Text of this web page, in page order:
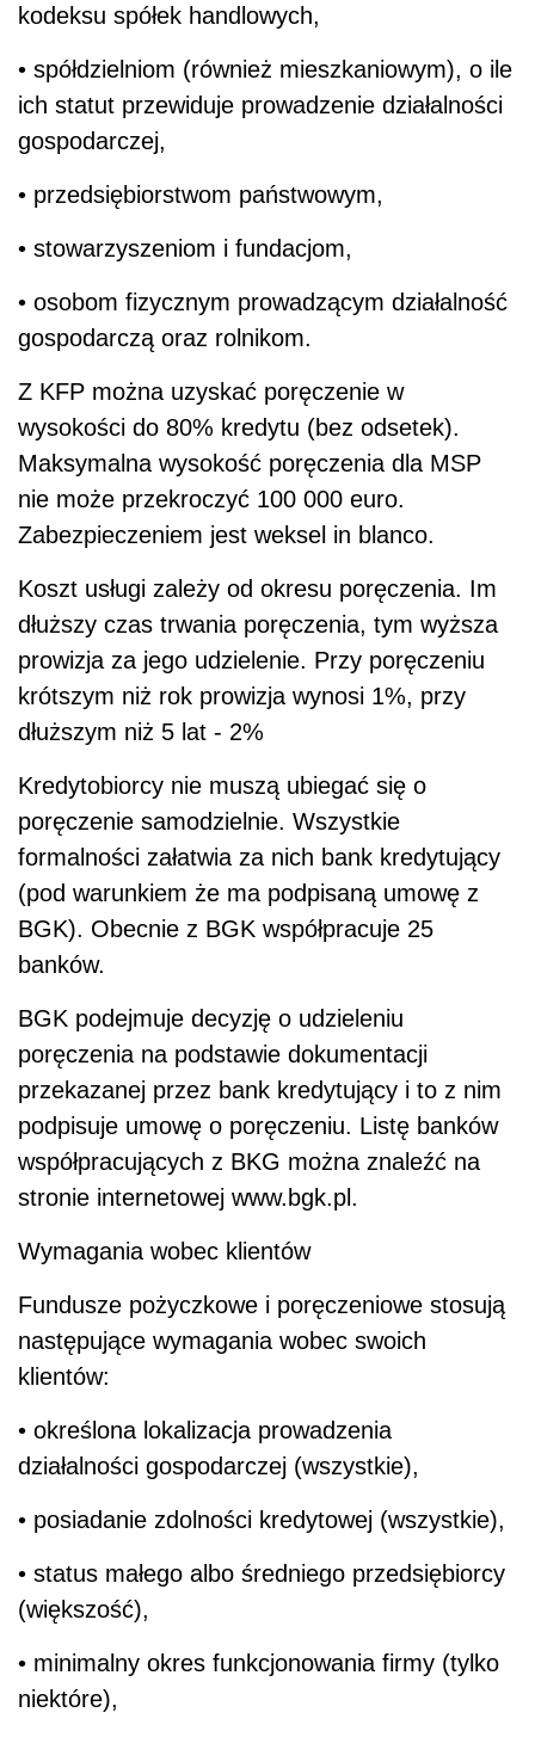
kodeksu spółek handlowych,
• spółdzielniom (również mieszkaniowym), o ile
ich statut przewiduje prowadzenie działalności
gospodarczej,
• przedsiębiorstwom państwowym,
• stowarzyszeniom i fundacjom,
• osobom fizycznym prowadzącym działalność
gospodarczą oraz rolnikom.
Z KFP można uzyskać poręczenie w
wysokości do 80% kredytu (bez odsetek).
Maksymalna wysokość poręczenia dla MSP
nie może przekroczyć 100 000 euro.
Zabezpieczeniem jest weksel in blanco.
Koszt usługi zależy od okresu poręczenia. Im
dłuższy czas trwania poręczenia, tym wyższa
prowizja za jego udzielenie. Przy poręczeniu
krótszym niż rok prowizja wynosi 1%, przy
dłuższym niż 5 lat - 2%
Kredytobiorcy nie muszą ubiegać się o
poręczenie samodzielnie. Wszystkie
formalności załatwia za nich bank kredytujący
(pod warunkiem że ma podpisaną umowę z
BGK). Obecnie z BGK współpracuje 25
banków.
BGK podejmuje decyzję o udzieleniu
poręczenia na podstawie dokumentacji
przekazanej przez bank kredytujący i to z nim
podpisuje umowę o poręczeniu. Listę banków
współpracujących z BKG można znaleźć na
stronie internetowej www.bgk.pl.
Wymagania wobec klientów
Fundusze pożyczkowe i poręczeniowe stosują
następujące wymagania wobec swoich
klientów:
• określona lokalizacja prowadzenia
działalności gospodarczej (wszystkie),
• posiadanie zdolności kredytowej (wszystkie),
• status małego albo średniego przedsiębiorcy
(większość),
• minimalny okres funkcjonowania firmy (tylko
niektóre),